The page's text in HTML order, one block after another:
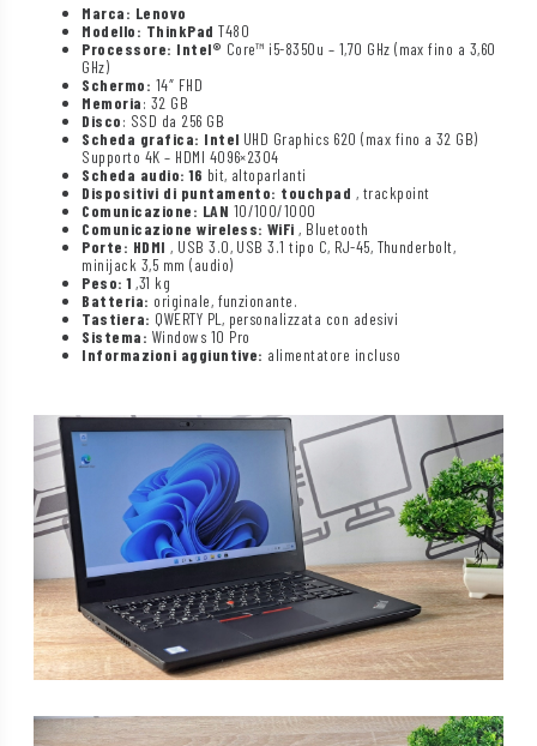
Marca: Lenovo
Modello: ThinkPadT480
Processore: Intel® Core™ i5-8350u – 1,70 GHz (max fino a 3,60
GHz)
Schermo: 14″ FHD
Memoria: 32 GB
Disco: SSD da 256 GB
Scheda grafica: Intel UHD Graphics 620 (max fino a 32 GB)
Supporto 4K – HDMI 4096×2304
Scheda audio: 16 bit, altoparlanti
Dispositivi di puntamento: touchpad , trackpoint
Comunicazione: LAN 10/100/1000
Comunicazione wireless: WiFi , Bluetooth
Porte: HDMI , USB 3.0, USB 3.1 tipo C, RJ-45, Thunderbolt,
minijack 3,5 mm (audio)
Peso: 1 ,31 kg
Batteria: originale, funzionante.
Tastiera: QWERTY PL, personalizzata con adesivi
Sistema: Windows 10 Pro
Informazioni aggiuntive: alimentatore incluso